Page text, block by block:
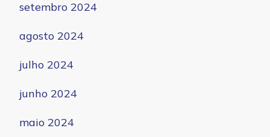
setembro 2024
agosto 2024
julho 2024
junho 2024
maio 2024